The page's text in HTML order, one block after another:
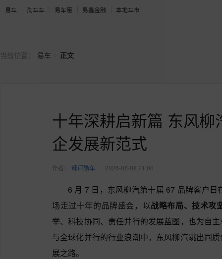
易车 淘车车 易车惠 易鑫金融 本地车市
当前位置： 易车 正文
十年深耕启新篇 东风
企发展新范式
作者： 辣评酷车 2026-06-08 21:00
6 月 7 日，东风柳汽第十届 67 品牌客户日
场走过十年的品牌盛会，以战略布局、技术攻
举、科技协同、责任并行的发展蓝图，也为自
与全球化并行的行业浪潮中，东风柳汽跳出同
展之路。